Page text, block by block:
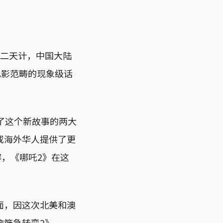
天计，中国大陆
范畴的现象级话
这个新故事的两大
外华人提供了更
《哪吒2》在这
因这次北美和澳